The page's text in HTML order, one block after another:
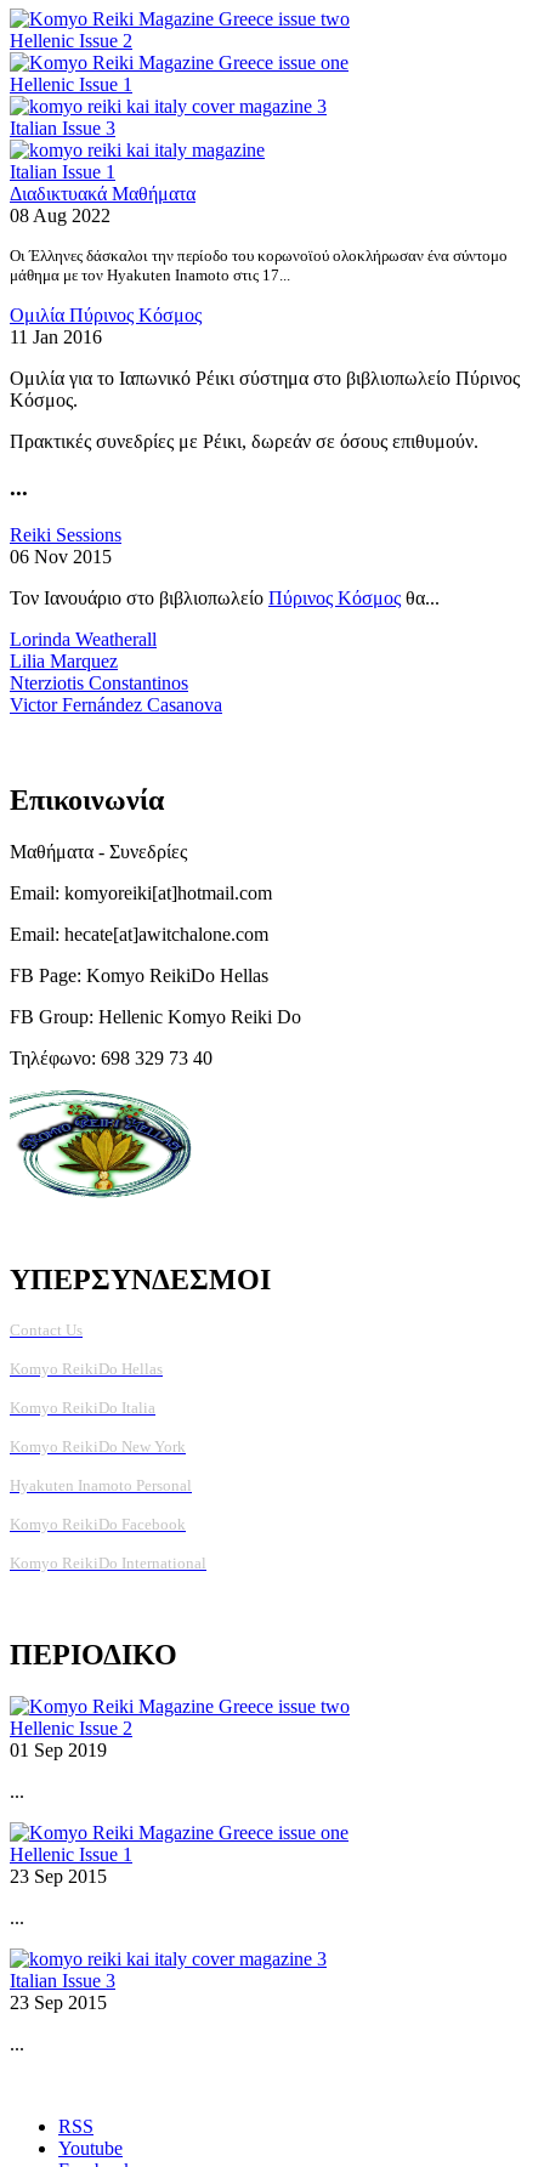
Hellenic Issue 2
Hellenic Issue 1
Italian Issue 3
Italian Issue 1
Διαδικτυακά Μαθήματα
08 Aug 2022
Οι Έλληνες δάσκαλοι την περίοδο του κορωνοϊού ολοκλήρωσαν ένα σύντομο
μάθημα με τον Hyakuten Inamoto στις 17...
Ομιλία Πύρινος Κόσμος
11 Jan 2016
Ομιλία για το Ιαπωνικό Ρέικι σύστημα στο βιβλιοπωλείο Πύρινος
Κόσμος.
Πρακτικές συνεδρίες με Ρέικι, δωρεάν σε όσους επιθυμούν.
...
Reiki Sessions
06 Nov 2015
Τον Ιανουάριο στο βιβλιοπωλείο Πύρινος Κόσμος θα...
Lorinda Weatherall
Lilia Marquez
Nterziotis Constantinos
Victor Fernández Casanova
Επικοινωνία
Μαθήματα - Συνεδρίες
Email: komyoreiki[at]hotmail.com
Email: hecate[at]awitchalone.com
FB Page: Komyo ReikiDo Hellas
FB Group: Hellenic Komyo Reiki Do
Τηλέφωνο: 698 329 73 40
ΥΠΕΡΣΥΝΔΕΣΜΟΙ
Contact Us
Komyo ReikiDo Hellas
Komyo ReikiDo Italia
Komyo ReikiDo New York
Hyakuten Inamoto Personal
Komyo ReikiDo Facebook
Komyo ReikiDo International
ΠΕΡΙΟΔΙΚΟ
Hellenic Issue 2
01 Sep 2019
...
Hellenic Issue 1
23 Sep 2015
...
Italian Issue 3
23 Sep 2015
...
RSS
Youtube